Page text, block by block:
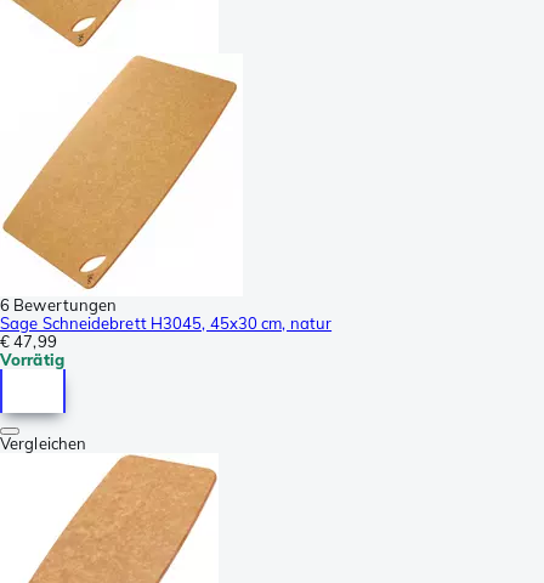
6 Bewertungen
Sage Schneidebrett H3045, 45x30 cm, natur
€ 47,99
Vorrätig
Vergleichen